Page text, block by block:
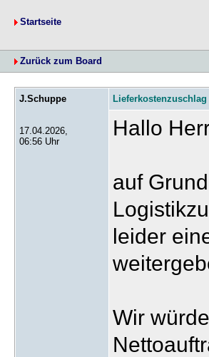
Startseite
Zurück zum Board
J.Schuppe
17.04.2026,
06:56 Uhr
Lieferkostenzuschlag
Hallo
auf
leider
Wir